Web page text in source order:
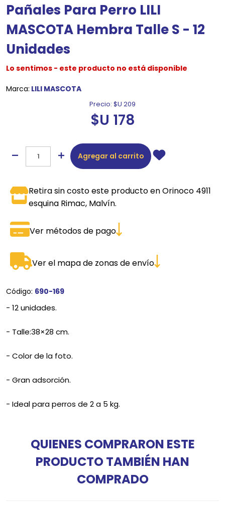
Pañales Para Perro LILI
MASCOTA Hembra Talle S - 12
Unidades
Lo sentimos - este producto no está disponible
Marca: LILI MASCOTA
Precio: $U 209
$U 178
Agregar al carrito
Retira sin costo este producto en Orinoco 4911
esquina Rimac, Malvín.
Ver métodos de pago
Ver el mapa de zonas de envío
Código: 690-169
- 12 unidades.
- Talle:38×28 cm.
- Color de la foto.
- Gran adsorción.
- Ideal para perros de 2 a 5 kg.
QUIENES COMPRARON ESTE
PRODUCTO TAMBIÉN HAN
COMPRADO